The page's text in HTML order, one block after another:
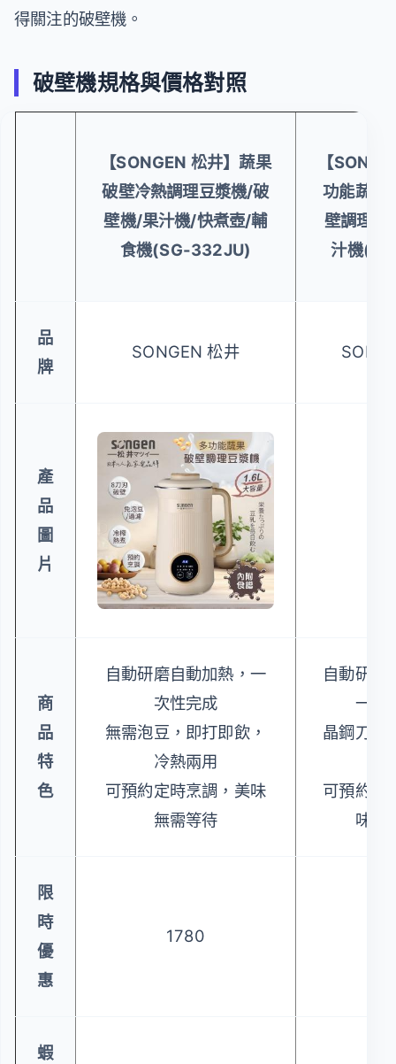
得關注的破壁機。
破壁機規格與價格對照
【SONGEN 松井】蔬果
破壁冷熱調理豆漿機/破
壁機/果汁機/快煮壺/輔
食機(SG-332JU)
【
功能蔬果
壁調理機
汁機
品
牌
SONGEN 松井
產
品
圖
片
商
品
特
色
自動研磨自動加熱，一
次性完成
無需泡豆，即打即飲，
冷熱兩用
可預約定時烹調，美味
無需等待
自動研磨
一次
晶鋼刀片
可預約定
味無
限
時
優
惠
1780
蝦